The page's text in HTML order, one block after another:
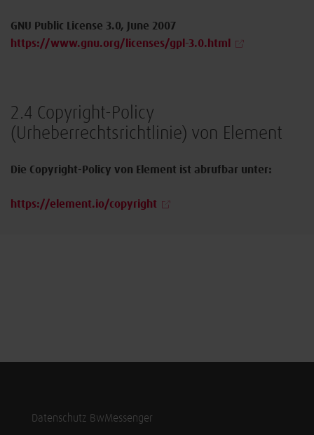
GNU Public License 3.0, June 2007
https://www.gnu.org/licenses/gpl-3.0.html
2.4 Copyright-Policy
(Urheberrechtsrichtlinie) von Element
Die Copyright-Policy von Element ist abrufbar unter:
https://element.io/copyright
Datenschutz BwMessenger